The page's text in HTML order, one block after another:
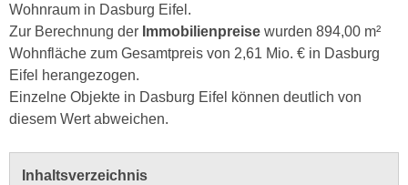
Wohnraum in Dasburg Eifel.
Zur Berechnung der Immobilienpreise wurden 894,00 m²
Wohnfläche zum Gesamtpreis von 2,61 Mio. € in Dasburg
Eifel herangezogen.
Einzelne Objekte in Dasburg Eifel können deutlich von
diesem Wert abweichen.
Inhaltsverzeichnis